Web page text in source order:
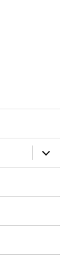
ouvrir
le
sous-